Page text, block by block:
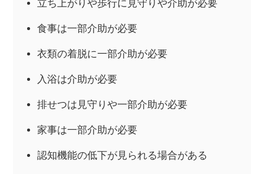
立ち上がりや歩行に見守りや介助が必要
食事は一部介助が必要
衣類の着脱に一部介助が必要
入浴は介助が必要
排せつは見守りや一部介助が必要
家事は一部介助が必要
認知機能の低下が見られる場合がある